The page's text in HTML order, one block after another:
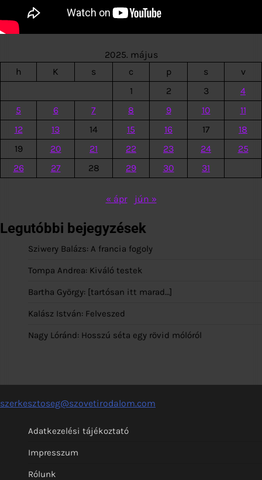
2025. május
h
K s c p s
v
1
2 3
4
5
6 7 8 9 10
11
12
13 14 15 16 17
18
19
20 21 22 23 24
25
26
27 28 29 30 31
« ápr jún »
Legutóbbi bejegyzések
Sziwery Balázs: A francia fogoly
Tompa Andrea: Kiváló testek
Bartha György: [tartósan itt marad…]
Kalász István: Felveszed
Nagy Lóránd: Hosszú séta egy rövid mólóról
szerkesztoseg@szovetirodalom.com
Adatkezelési tájékoztató
Impresszum
Rólunk